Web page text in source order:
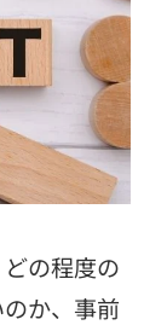
の程度の
か、事前